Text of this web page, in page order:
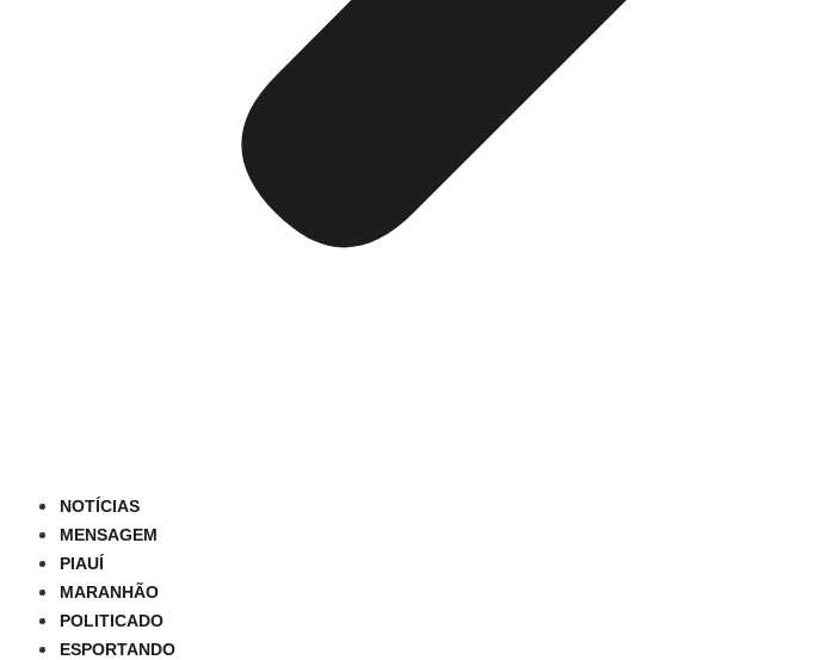
NOTÍCIAS
MENSAGEM
PIAUÍ
MARANHÃO
POLITICADO
ESPORTANDO